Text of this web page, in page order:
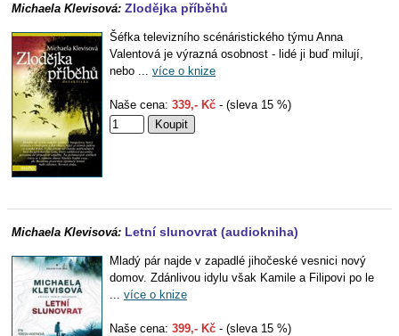
Michaela Klevisová: Zlodějka příběhů
Šéfka televizního scénáristického týmu Anna
Valentová je výrazná osobnost - lidé ji buď milují,
nebo ... více o knize
Naše cena: 339,- Kč - (sleva 15 %)
Michaela Klevisová: Letní slunovrat (audiokniha)
Mladý pár najde v zapadlé jihočeské vesnici nový
domov. Zdánlivou idylu však Kamile a Filipovi po le
... více o knize
Naše cena: 399,- Kč - (sleva 15 %)